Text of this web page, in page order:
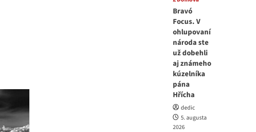
Bravó
Focus. V
ohlupovaní
národa ste
už dobehli
aj známeho
kúzelníka
pána
Hřícha
dedic
5. augusta
2026